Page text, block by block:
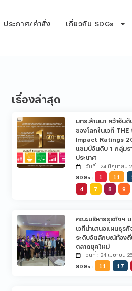
ประกาศ/คำสั่ง เกี่ยวกับ SDGs
เรื่องล่าสุด
มทร.ล้านนา คว้าอัน
ของโลกในเวที
Impact Ratings
แชมป์อันดับ 1 กลุ่มร
ประเทศ
วันที่ : 24 มิถุนายน
SDGs :
1 11
4
7 8 9
คณะบริหารธุรกิจฯ
เวทีนำเสนอแผนธุร
ระดับอัตลักษณ์ท้อง
ตลาดยุคใหม่
วันที่ : 24 เมษายน
SDGs :
11 17